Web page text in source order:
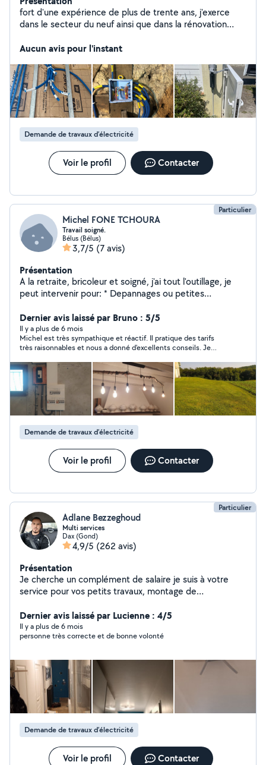
fort d'une expérience de plus de trente ans, j'exerce
dans le secteur du neuf ainsi que dans la rénovation
a votre service pour tous vos travaux et j'interviens dans
normes de divers bâtiments , la pose de motorisation
de portail ,la la visiophonie ,la ventilation ainsi que sur
des projets de climatisation . Je m'engage a fournir un
travail soigneux et rigoureux en respectant les normes
de sécurités . n'hésitez a me solliciter pour faire un devis
ou demande d'information.
Aucun avis pour l'instant
Demande de travaux d’électricité
Voir le profil Contacter
Particulier
Michel FONE TCHOURA
Travail soigné.
Bélus (Bélus)
3,7/5 (7 avis)
Présentation
A la retraite, bricoleur et soigné, j'ai tout l'outillage, je
peut intervenir pour: * Depannages ou petites
luminaires * Divers Bricolages * Tonte pelouse *
Transport vehiculé * Menages Je me déplace
rapidement pour dépannage ou pour voir les travaux a
réaliser. Intervention prés de Peyrehorade
Dernier avis laissé par Bruno : 5/5
Il y a plus de 6 mois
Michel est très sympathique et réactif. Il pratique des tarifs
très raisonnables et nous a donné d'excellents conseils. Je
Demande de travaux d’électricité
Voir le profil Contacter
Particulier
Adlane Bezzeghoud
Multi services
Dax (Gond)
4,9/5 (262 avis)
Présentation
Je cherche un complément de salaire je suis à votre
service pour vos petits travaux, montage de
livraisons. N'hésitez pas à me contacter au
Dernier avis laissé par Lucienne : 4/5
Il y a plus de 6 mois
personne très correcte et de bonne volonté
Demande de travaux d’électricité
Voir le profil Contacter